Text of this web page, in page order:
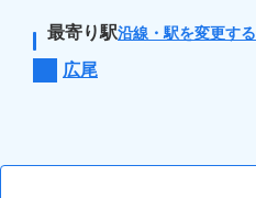
最寄り駅沿線・駅を変更する
広尾